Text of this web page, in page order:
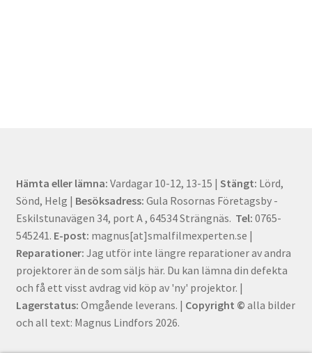
Hämta eller lämna: Vardagar 10-12, 13-15 | Stängt: Lörd,
Sönd, Helg | Besöksadress: Gula Rosornas Företagsby -
Eskilstunavägen 34, port A , 64534 Strängnäs. Tel: 0765-
545241. E-post: magnus[at]smalfilmexperten.se |
Reparationer: Jag utför inte längre reparationer av andra
projektorer än de som säljs här. Du kan lämna din defekta
och få ett visst avdrag vid köp av 'ny' projektor. |
Lagerstatus: Omgående leverans. | Copyright © alla bilder
och all text: Magnus Lindfors 2026.